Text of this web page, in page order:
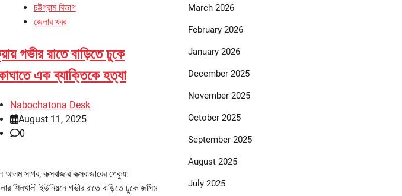
চট্টগ্রাম বিভাগ
জেলার খবর
গভীর রাতে বাড়িতে ঢুকে
এক ব্যাক্তিকে হত্যা
Nabochatona Desk
August 11, 2025
0
আলম সাগর, কক্সবাজার কক্সবাজারের পেকুয়া
শিলখালী ইউনিয়নে গভীর রাতে বাড়িতে ঢুকে জসিম
March 2026
February 2026
January 2026
December 2025
November 2025
October 2025
September 2025
August 2025
July 2025